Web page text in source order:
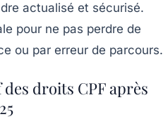
actualisé et sécurisé.
pour ne pas perdre de
ou par erreur de parcours.
droits CPF après